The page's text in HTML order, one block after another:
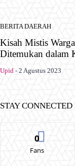
BERITA DAERAH
Kisah Mistis
Ditemukan dalam
Upid - 2 Agustus 2023
STAY CONNECTED
0
Fans